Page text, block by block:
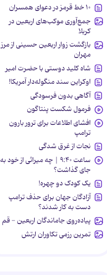
۱۰ خط قرمز در دعوای همسران
جمع‌آوری موکب‌های اربعین در
کربلا
بازگشت زوار اربعین حسینی از مرز
مهران
شاه کلید دوستی با حضرت امیر
اوکراین سند منگوله‌دار آمریکا!
آگاهی بدون فرسودگی
فرمول شکست پنتاگون
افشای اطلاعات برای ترور بارون
ترامپ
نجات از غرق شدگی
ساعت ۹:۴۰ | چه میراثی از خود به
جای گذاشت؟
یک کودک دو چهره!
آزادگان جهان برای حذف ترامپ
دست به کار شدند؟
پیاده‌روی جاماندگان اربعین - قم
تمرین رزمی تکاوران ارتش